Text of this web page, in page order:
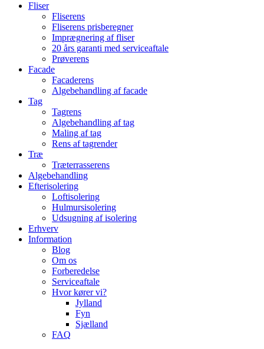
Fliser
Fliserens
Fliserens prisberegner
Imprægnering af fliser
20 års garanti med serviceaftale
Prøverens
Facade
Facaderens
Algebehandling af facade
Tag
Tagrens
Algebehandling af tag
Maling af tag
Rens af tagrender
Træ
Træterrasserens
Algebehandling
Efterisolering
Loftisolering
Hulmursisolering
Udsugning af isolering
Erhverv
Information
Blog
Om os
Forberedelse
Serviceaftale
Hvor kører vi?
Jylland
Fyn
Sjælland
FAQ